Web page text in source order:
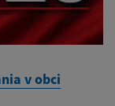
v obci